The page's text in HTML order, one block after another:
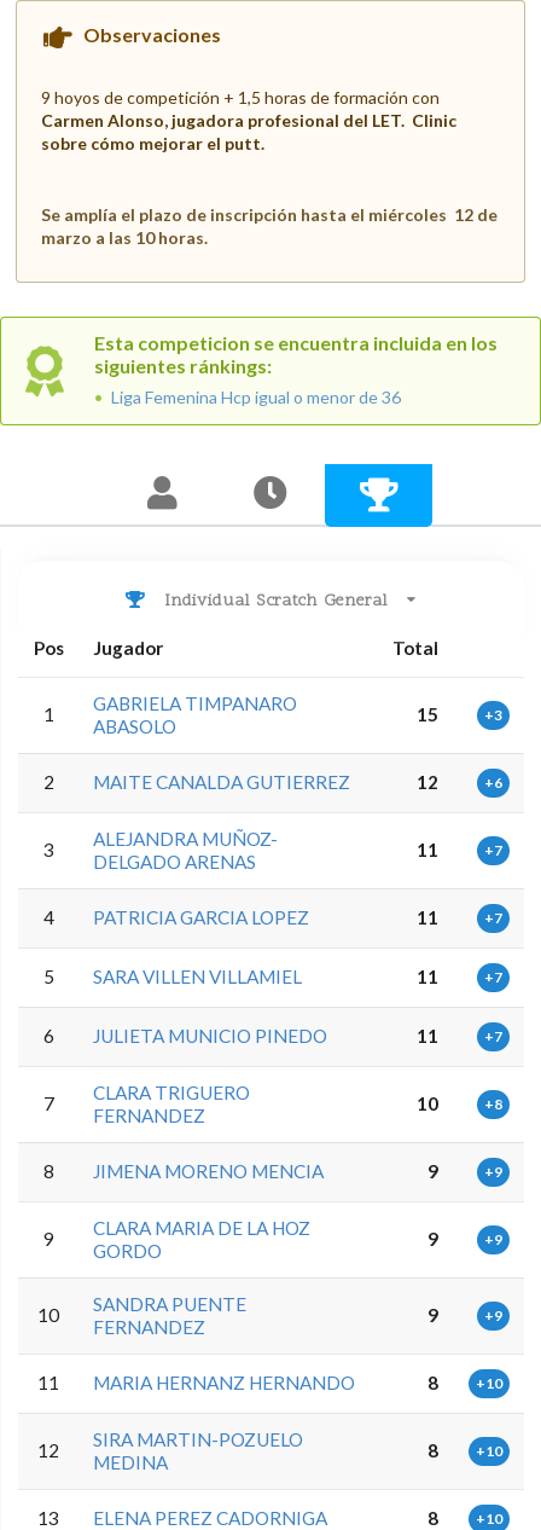
Observaciones
9 hoyos de competición + 1,5 horas de formación con
Carmen Alonso, jugadora profesional del LET. Clinic
sobre cómo mejorar el putt.
Se amplía el plazo de inscripción hasta el miércoles 12 de
marzo a las 10 horas.
Esta competicion se encuentra incluida en los
siguientes ránkings:
Liga Femenina Hcp igual o menor de 36
Individual Scratch General
Pos Jugador Total
1
GABRIELA TIMPANARO
ABASOLO
15 +3
2 MAITE CANALDA GUTIERREZ 12 +6
3
ALEJANDRA MUÑOZ-
DELGADO ARENAS
11 +7
4 PATRICIA GARCIA LOPEZ 11 +7
5 SARA VILLEN VILLAMIEL 11 +7
6 JULIETA MUNICIO PINEDO 11 +7
7
CLARA TRIGUERO
FERNANDEZ
10 +8
8 JIMENA MORENO MENCIA 9 +9
9
CLARA MARIA DE LA HOZ
GORDO
9 +9
10
SANDRA PUENTE
FERNANDEZ
9 +9
11 MARIA HERNANZ HERNANDO 8 +10
12
SIRA MARTIN-POZUELO
MEDINA
8 +10
13 ELENA PEREZ CADORNIGA 8 +10